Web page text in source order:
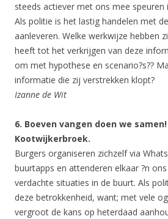
steeds actiever met ons mee speuren
Als politie is het lastig handelen met
aanleveren. Welke werkwijze hebben
heeft tot het verkrijgen van deze
om met hypothese en scenario?s??
informatie die zij verstrekken klopt?
Izanne de Wit
6. Boeven vangen doen we
Kootwijkerbroek.
Burgers organiseren zichzelf via
buurtapps en attenderen elkaar ?n
verdachte situaties in de buurt. Als
deze betrokkenheid, want; met vele
vergroot de kans op heterdaad